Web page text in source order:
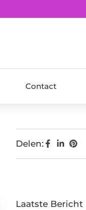
Contact
Delen:
Laatste Bericht